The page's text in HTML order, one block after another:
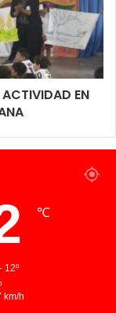
EN
℃
12º
km/h